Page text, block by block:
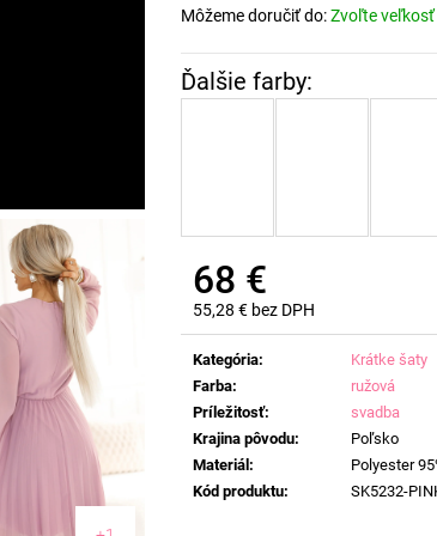
Môžeme doručiť do:Zvoľte veľkosť
68 €
55,28 € bez DPH
Jednotková
cena:
Kategória:
Krátke šaty
Farba:
ružová
Príležitosť:
svadba
Krajina pôvodu:
Poľsko
Materiál:
Polyester
Kód produktu: SK5232-